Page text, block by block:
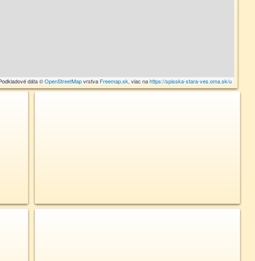
dáta ©OpenStreetMapvrstva Freemap.sk, viac nahttps://spisska-stara-ves.oma.sk/u